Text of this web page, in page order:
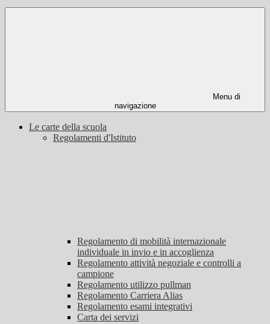
Menu di
navigazione
Le carte della scuola
Regolamenti d'Istituto
Regolamento di mobilità internazionale
individuale in invio e in accoglienza
Regolamento attività negoziale e controlli a
campione
Regolamento utilizzo pullman
Regolamento Carriera Alias
Regolamento esami integrativi
Carta dei servizi